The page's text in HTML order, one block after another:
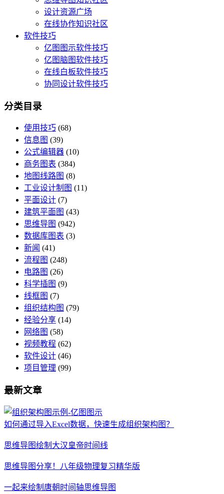
设计资源广场
在线协作知识社区
软件技巧
亿图图示软件技巧
亿图脑图软件技巧
在线白板软件技巧
协同设计软件技巧
分类目录
使用技巧 (68)
信息图 (39)
公式编辑器 (10)
商务图表 (384)
地图线路图 (8)
工业设计制图 (11)
平面设计 (7)
建筑平面图 (43)
思维导图 (942)
数据库图表 (3)
新闻 (41)
流程图 (248)
电路图 (26)
科学插图 (9)
线框图 (7)
组织结构图 (79)
经验分享 (14)
网络图 (58)
视频教程 (62)
软件设计 (46)
项目管理 (99)
最新文章
如何通过导入Excel数据，快速生成组织架构图？
思维导图绘制大汉皇帝时间线
思维导图分享！八年级物理复习精华版
一起来绘制唐朝时间轴思维导图